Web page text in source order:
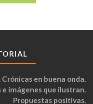
en buena onda.
e imágenes que ilustran.
Propuestas positivas.